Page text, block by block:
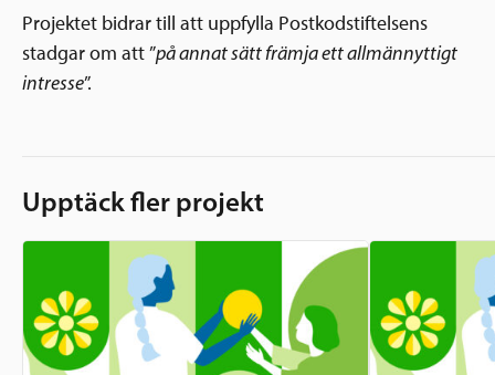
Projektet bidrar till att uppfylla Postkodstiftelsens
stadgar om att ”på annat sätt främja ett allmännyttigt
intresse”.
Upptäck fler projekt